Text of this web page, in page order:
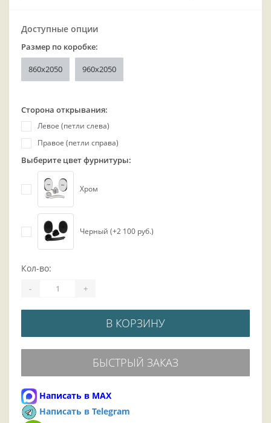
Доступные опции
Размер по коробке:
860x2050 960x2050
Сторона открывания:
Левое (петли слева)
Правое (петли справа)
Выберите цвет фурнитуры:
Хром
Черный (+2 100 руб.)
Кол-во:
- +
В КОРЗИНУ
БЫСТРЫЙ ЗАКАЗ
Написать в MAX
Написать в Telegram